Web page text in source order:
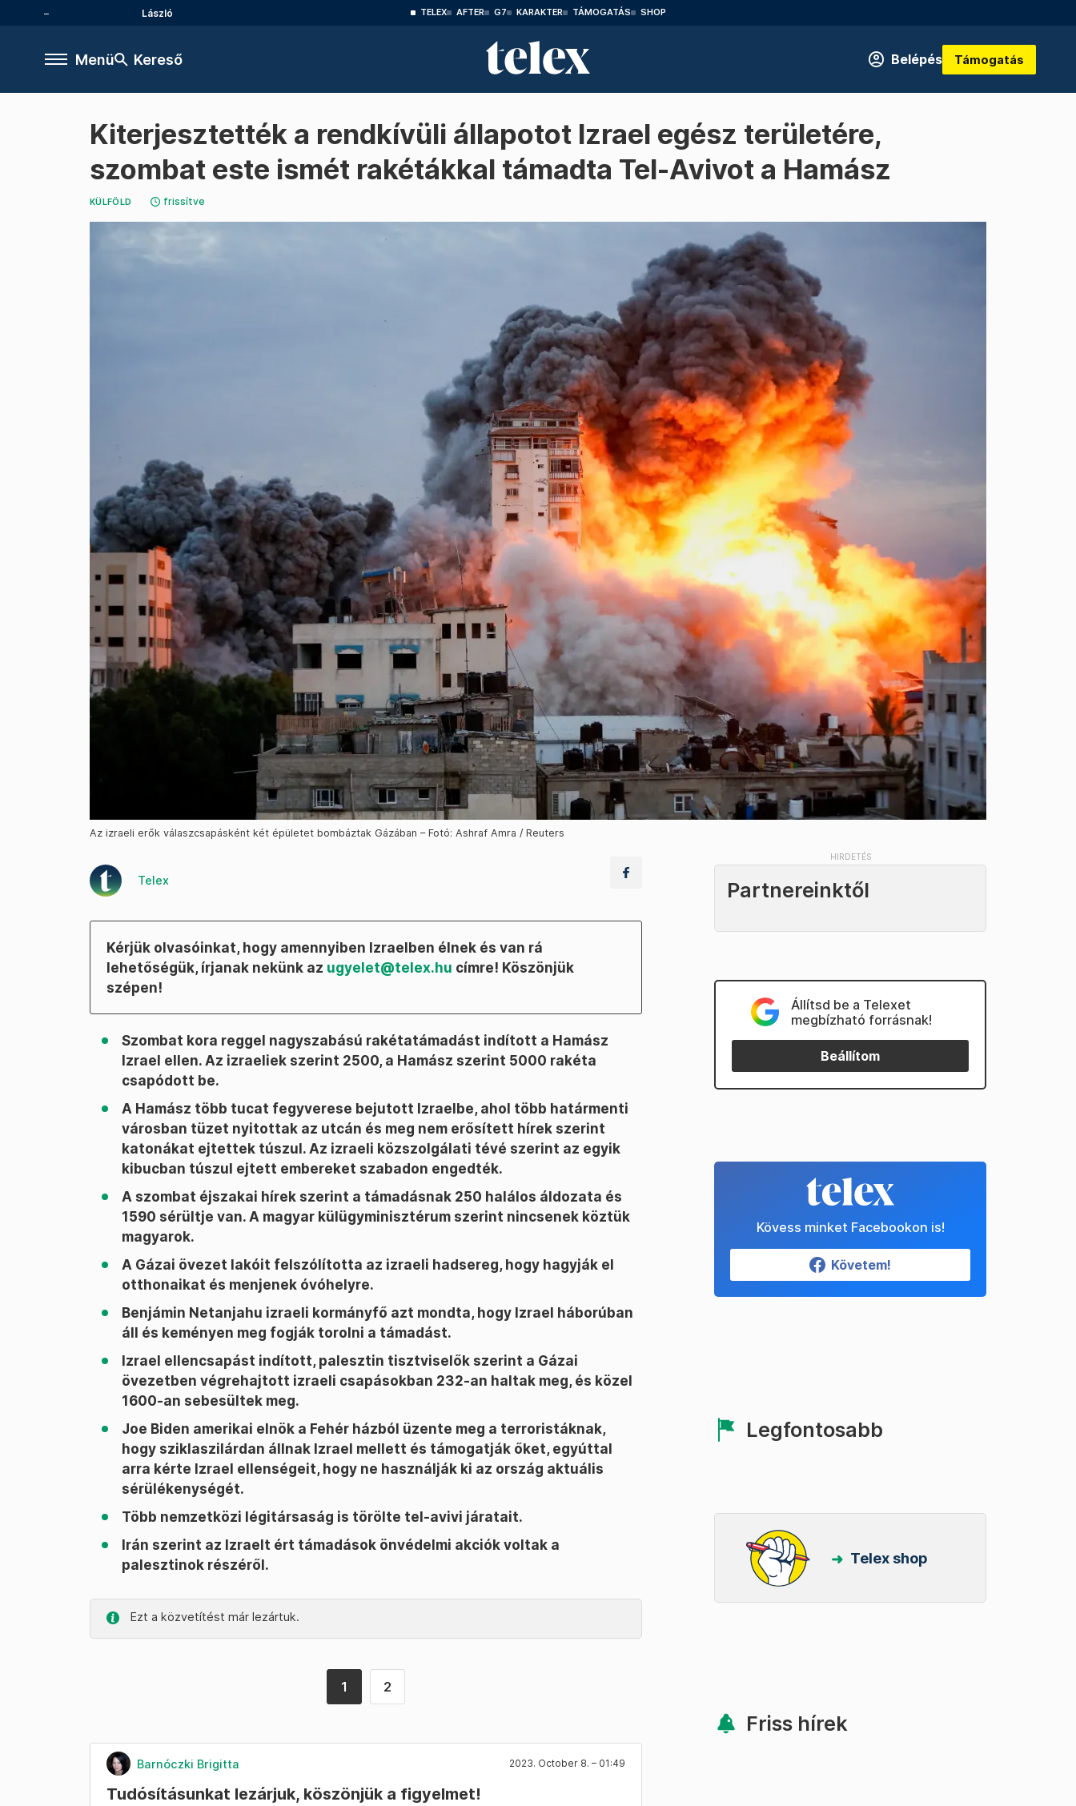
László TELEX AFTER G7 KARAKTER TÁMOGATÁS SHOP
Menü Kereső Belépés Támogatás
Kiterjesztették a rendkívüli állapotot Izrael egész területére,
szombat este ismét rakétákkal támadta Tel-Avivot a Hamász
KÜLFÖLD frissítve
Az izraeli erők válaszcsapásként két épületet bombáztak Gázában – Fotó: Ashraf Amra / Reuters
Telex
Kérjük olvasóinkat, hogy amennyiben Izraelben élnek és van rá
lehetőségük, írjanak nekünk az ugyelet@telex.hu címre! Köszönjük
szépen!
Szombat kora reggel nagyszabású rakétatámadást indított a Hamász
Izrael ellen. Az izraeliek szerint 2500, a Hamász szerint 5000 rakéta
csapódott be.
A Hamász több tucat fegyverese bejutott Izraelbe, ahol több határmenti
városban tüzet nyitottak az utcán és meg nem erősített hírek szerint
katonákat ejtettek túszul. Az izraeli közszolgálati tévé szerint az egyik
kibucban túszul ejtett embereket szabadon engedték.
A szombat éjszakai hírek szerint a támadásnak 250 halálos áldozata és
1590 sérültje van. A magyar külügyminisztérum szerint nincsenek köztük
magyarok.
A Gázai övezet lakóit felszólította az izraeli hadsereg, hogy hagyják el
otthonaikat és menjenek óvóhelyre.
Benjámin Netanjahu izraeli kormányfő azt mondta, hogy Izrael háborúban
áll és keményen meg fogják torolni a támadást.
Izrael ellencsapást indított, palesztin tisztviselők szerint a Gázai
övezetben végrehajtott izraeli csapásokban 232-an haltak meg, és közel
1600-an sebesültek meg.
Joe Biden amerikai elnök a Fehér házból üzente meg a terroristáknak,
hogy sziklaszilárdan állnak Izrael mellett és támogatják őket, egyúttal
arra kérte Izrael ellenségeit, hogy ne használják ki az ország aktuális
sérülékenységét.
Több nemzetközi légitársaság is törölte tel-avivi járatait.
Irán szerint az Izraelt ért támadások önvédelmi akciók voltak a
palesztinok részéről.
Ezt a közvetítést már lezártuk.
1 2
Barnóczki Brigitta 2023. October 8. – 01:49
Tudósításunkat lezárjuk, köszönjük a figyelmet!
Partnereinktől
Állítsd be a Telexet
megbízható forrásnak!
Beállítom
Kövess minket Facebookon is!
Követem!
Legfontosabb
Telex shop
Friss hírek